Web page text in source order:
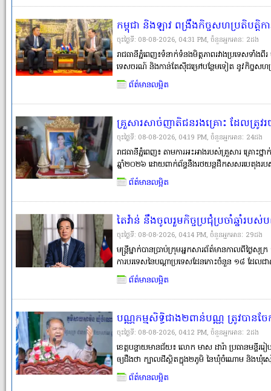
កម្ពុជា និងឡាវ ពង្រឹងកិច្ចសហប្រតិបត្
យុទ្ធនាការ «ប្រទេសបី គោលដៅមួយ» ដ
ជាតិ និងប្រជាជនទាំងពីរ
ចុះថ្ងៃទី: 08-08-2026, 04:31 PM, ចំនួនអ្នកអានៈ​ 2ដង
រាជធានីភ្នំពេញ៖ទំនាក់ទំនងមិត្តភាពរវាងប្រទេសទាំ
ទេសចរណ៍ និងកាន់តែស៊ីជម្រៅបន្ថែមទៀត នូវកិច្ចស
ស្របតាមស្មារតី «ភាពជាដៃគូ យុទ្ធសាស្ត្រគ្រប់ជ្រុងជ្រ
អភិវឌ្ឍ
ព័ត៌មានលម្អិត
គ្រួសារសាច់ញាតិជនរងគ្រោះ ដែលត្រូវ
សាលាដំបូងរាជធានីភ្នំពេញផ្ដល់យុត្តិធម៌
តាមច្បាប់, ខណៈបុណ្យសព១០០ថ្ងៃហ
ចុះថ្ងៃទី: 08-08-2026, 04:19 PM, ចំនួនអ្នកអានៈ​ 24ដង
រាជធានីភ្នំពេញ៖ តាមការអះអាងរបស់គ្រួសារ គ្រោះថ្
ឆ្នាំ២០២៦ ដោយពាក់ព័ន្ធនឹងរថយន្តដឹកសសរបេតុង
ដែលគ្រួសារជនរងគ្រោះចាត់ទុកថា ជាអ្នកបង្កហេតុ។
ស្រីបានស្លាប់បាត់បង់�
ព័ត៌មានលម្អិត
តៃវ៉ាន់ នឹងចូលរួមកិច្ចប្រជុំប្រចាំឆ្នាំរប
ស៊ីហ្វិក
ចុះថ្ងៃទី: 08-08-2026, 04:14 PM, ចំនួនអ្នកអានៈ​ 29ដង
មន្ត្រីម្នាក់បានប្រាប់ក្រុមអ្នកសារព័ត៌មានកាលពីថ្ងៃសុ
ការបរទេសនៃបណ្ដាប្រទេសដែនកោះចំនួន ១៨ ដែ
បានជួបប្រជុំគ្នាក្នុងប្រទេសហ្វីជី ថាចិន និងតៃវ៉ាន់ជា
សំខាន់។ តែវ៉ាន�
ព័ត៌មានលម្អិត
បណ្ណកម្មសិទ្ធិជាង២ពាន់បណ្ណ ត្រូវបាន
និងឃុំចំណោម ស្រុកមង្គលបូរី ខេត្តបន្ទ
ចុះថ្ងៃទី: 08-08-2026, 04:12 PM, ចំនួនអ្នកអានៈ​ 2ដង
ខេត្តបន្ទាយមានជ័យ៖ លោក មាស ដារ៉ា ប្រធានមន្
ឲ្យដឹងថា ក្បាលដីស្ថិតក្នុង២ភូមិ នៃឃុំចំណោម និងឃុំ
អាចចេញវិញ្ញាបនបត្រសម្គាល់ម្ចាស់អចលនវត្ថុ ឬប
ក្នុងនោះ ៩% ចំនួន២៣៤�
ព័ត៌មានលម្អិត